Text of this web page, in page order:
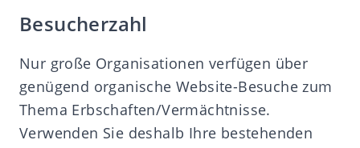
Besucherzahl
Nur große Organisationen verfügen über
genügend organische Website-Besuche zum
Thema Erbschaften/Vermächtnisse.
Verwenden Sie deshalb Ihre bestehenden